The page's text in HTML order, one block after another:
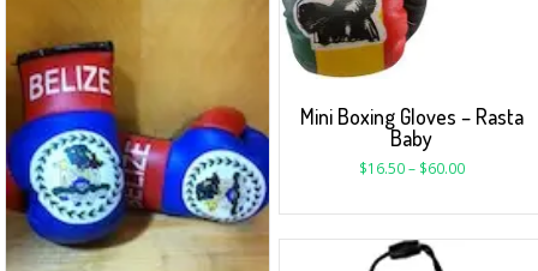
Mini Boxing Gloves – Rasta
Baby
$16.50– $60.00